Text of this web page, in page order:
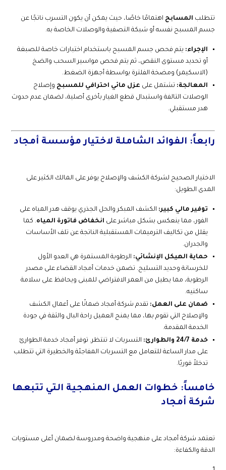
تتطلب المسابح اهتمامًا خاصًا، حيث يمكن أن يكون التسرب ناتجًا عن
جسم المسبح نفسه أو شبكة التصفية والوصلات الخاصة به.
الإجراء: يتم فحص جسم المسبح باستخدام اختبارات خاصة للصبغة
أو تحديد مستوى النقص، ثم يتم فحص مواسير السحب والضخ
(الاسكيمر) ومضخة الفلترة بواسطة أجهزة الضغط.
المعالجة: تشتمل على عزل مائي احترافي للمسبح وإصلاح
الوصلات التالفة واستبدال قطع الغيار بأخرى أصلية، لضمان عدم حدوث
هدر مستقبلي.
رابعاً: الفوائد الشاملة لاختيار مؤسسة أمجاد
الاختيار الصحيح لشركة الكشف والإصلاح يوفر على المالك الكثير على
المدى الطويل:
توفير مالي كبير: الكشف المبكر والحل الجذري يوقف هدر المياه على
الفور، مما ينعكس بشكل مباشر على انخفاض فاتورة المياه. كما
يقلل من تكاليف الترميمات المستقبلية الناتجة عن تلف الأساسات
والجدران.
حماية الهيكل الإنشائي: الرطوبة المستمرة هي العدو الأول
للخرسانة وحديد التسليح. تضمن خدمات أمجاد القضاء على مصدر
الرطوبة، مما يطيل من العمر الافتراضي للمبنى ويحافظ على سلامة
ساكنيه.
ضمان على العمل: تقدم شركة أمجاد ضمانًا على أعمال الكشف
والإصلاح التي تقوم بها، مما يمنح العميل راحة البال والثقة في جودة
الخدمة المقدمة.
خدمة 24/7 والطوارئ:
التسربات لا تنتظر. توفر أمجاد خدمة الطوارئ
على مدار الساعة للتعامل مع التسربات المفاجئة والخطيرة التي تتطلب
تدخلاً فوريًا.
خامساً: خطوات العمل المنهجية التي تتبعها
شركة أمجاد
تعتمد شركة أمجاد على منهجية واضحة ومدروسة لضمان أعلى مستويات
الدقة والكفاءة: